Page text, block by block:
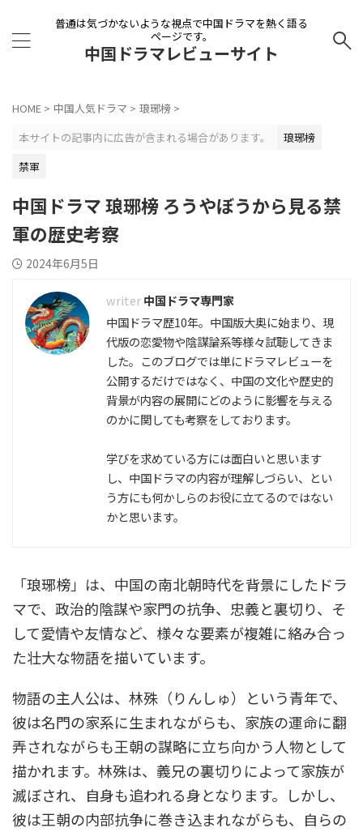
普通は気づかないような視点で中国ドラマを熱く語る
ページです。
中国ドラマレビューサイト
HOME > 中国人気ドラマ > 琅琊榜 >
本サイトの記事内に広告が含まれる場合があります。
琅琊榜
禁軍
中国ドラマ 琅琊榜 ろうやぼうから見る禁
軍の歴史考察
2024年6月5日
中国ドラマ専門家
中国ドラマ歴10年。中国版大奥に始まり、現
代版の恋愛物や陰謀論系等様々試聴してきま
した。このブログでは単にドラマレビューを
公開するだけではなく、中国の文化や歴史的
背景が内容の展開にどのように影響を与える
のかに関しても考察をしております。
学びを求めている方には面白いと思います
し、中国ドラマの内容が理解しづらい、とい
う方にも何かしらのお役に立てるのではない
かと思います。
「琅琊榜」は、中国の南北朝時代を背景にしたドラ
マで、政治的陰謀や家門の抗争、忠義と裏切り、そ
して愛情や友情など、様々な要素が複雑に絡み合っ
た壮大な物語を描いています。
物語の主人公は、林殊（りんしゅ）という青年で、
彼は名門の家系に生まれながらも、家族の運命に翻
弄されながらも王朝の謀略に立ち向かう人物として
描かれます。林殊は、義兄の裏切りによって家族が
滅ぼされ、自身も追われる身となります。しかし、
彼は王朝の内部抗争に巻き込まれながらも、自らの